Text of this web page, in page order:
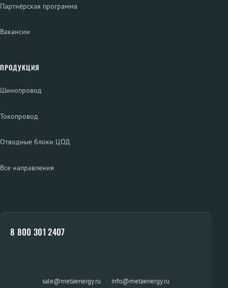
Партнёрская программа
Вакансии
ПРОДУКЦИЯ
Шинопровод
Токопровод
Отводные блоки ЦОД
Все направления
8 800 301 2407
sale@metaenergy.ru · info@metaenergy.ru